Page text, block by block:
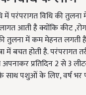
में परंपरागत विधि की
आती है क्योंकि कीट
तुलना में कम मेहनत लगती
में बचत होती है.
प्रतिदिन 2 से 3
साथ पशुओं के लिए, वर्ष भर